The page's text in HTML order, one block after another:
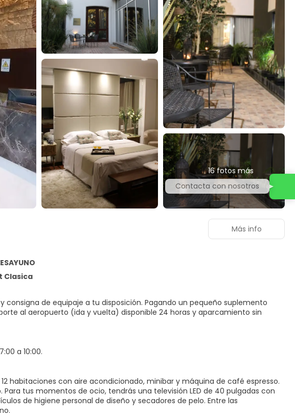
16 fotos más
Clasica
habitaciones con aire acondicionado, minibar y máquina de café espresso.
tus momentos de ocio, tendrás una televisión LED de 40 pulgadas con
de higiene personal de diseño y secadores de pelo. Entre las
a 10:00.
consigna de equipaje a tu disposición. Pagando un pequeño suplemento
al aeropuerto (ida y vuelta) disponible 24 horas y aparcamiento sin
Más info
Contacta con nosotros